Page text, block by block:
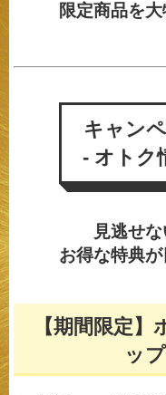
限定商品を大
キャン
- オトク
見逃せな
お得な特典
【期間限定
ップ